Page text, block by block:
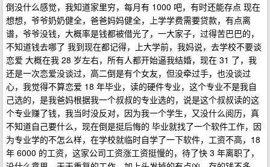
倒没什么感觉，我知道家里穷，每月有 1000 吧，有时还能存点 现在
想想，爷爷奶奶健全，爸爸妈妈健全，上学学费需要贷款，有点离
谱，爷爷没钱，大概率是钱都被借光了，一大家子，过得苦巴巴的，
不知道钱去哪了 我到现在都记得，上大学前，我妈说，去学校不要谈
恋爱 大概在我 28 岁左右，所有人都开始逼我结婚，现在 31 了，我
还是一次恋爱没谈过，高二倒是有个女友，但没牵过手，也没谈过
心，我觉得不算恋爱 18 年毕业，读的硬件专业，这个专业不是我自
己选的，是我爸妈根据我一个叔叔的专业选的，说是这个叔叔读的这
个专业赚了钱，我当时没反对，因为我一个学生，又没什么阅历，真
不知道自己要什么，现在倒是挺后悔的 毕业就找了一个软件工作，因
为专业学的不怎么样，在学校就临时自学了一下软件，工资不高，18
年 6000 的工资，这家公司工资涨工资挺慢的，待了快 3 年离职了，